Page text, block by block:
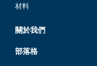
材料
關於我們
部落格